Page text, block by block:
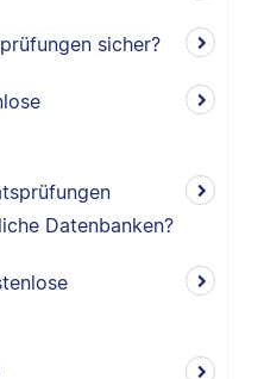
sicher?
Datenbanken?